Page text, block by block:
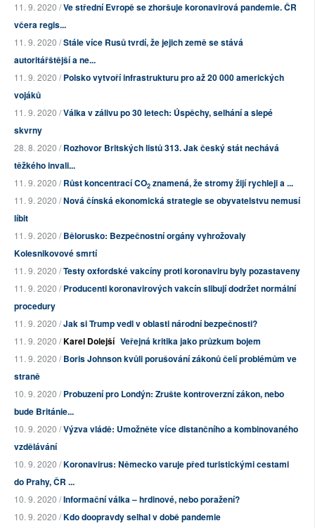
11. 9. 2020 /Ve střední Evropě se zhoršuje koronavirová pandemie. ČR
včera regis...
11. 9. 2020 /Stále více Rusů tvrdí, že jejich země se stává
autoritářštější a ne...
11. 9. 2020 /Polsko vytvoří infrastrukturu pro až 20 000 amerických
vojáků
11. 9. 2020 /Válka v zálivu po 30 letech: Úspěchy, selhání a slepé
skvrny
28. 8. 2020 /Rozhovor Britských listů 313. Jak český stát nechává
těžkého invali...
11. 9. 2020 /Růst koncentrací CO2 znamená, že stromy žijí rychleji a ...
11. 9. 2020 /Nová čínská ekonomická strategie se obyvatelstvu nemusí
líbit
11. 9. 2020 /Bělorusko: Bezpečnostní orgány vyhrožovaly
Kolesnikovové smrtí
11. 9. 2020 /Testy oxfordské vakcíny proti koronaviru byly pozastaveny
11. 9. 2020 /Producenti koronavirových vakcín slibují dodržet normální
procedury
11. 9. 2020 /Jak si Trump vedl v oblasti národní bezpečnosti?
11. 9. 2020 /Karel Dolejší Veřejná kritika jako průzkum bojem
11. 9. 2020 /Boris Johnson kvůli porušování zákonů čelí problémům ve
straně
10. 9. 2020 /Probuzení pro Londýn: Zrušte kontroverzní zákon, nebo
bude Británie...
10. 9. 2020 /Výzva vládě: Umožněte více distančního a kombinovaného
vzdělávání
10. 9. 2020 /Koronavirus: Německo varuje před turistickými cestami
do Prahy, ČR ...
10. 9. 2020 /Informační válka – hrdinové, nebo poražení?
10. 9. 2020 /Kdo doopravdy selhal v době pandemie